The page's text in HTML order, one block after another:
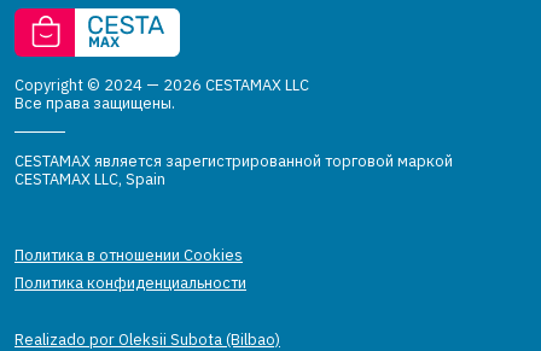
Copyright © 2024 — 2026 CESTAMAX LLC
Все права защищены.
CESTAMAX является зарегистрированной торговой маркой
CESTAMAX LLC, Spain
Политика в отношении Cookies
Политика конфиденциальности
Realizado por Oleksii Subota (Bilbao)